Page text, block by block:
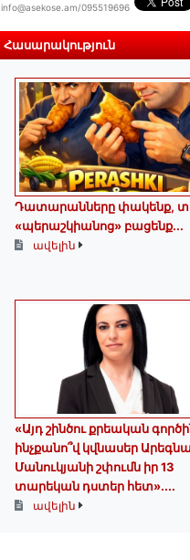
info@asekose.am/095519696
Հասարակություն
Դատարանները փակենք,
«պերաշկիանոց» բացենք․․․
ավելին
«Այդ շինծու քրեական
ինչքանո՞վ կվնասեր
Մանուկյանի շփումն իր 13
տարեկան դստեր հետ»․...
ավելին